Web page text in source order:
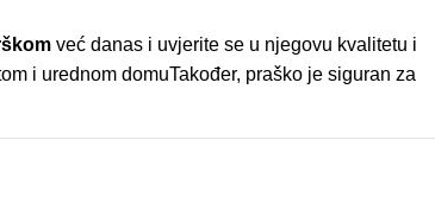
već danas i uvjerite se u njegovu kvalitetu i
i urednom domuTakođer, praško je siguran za